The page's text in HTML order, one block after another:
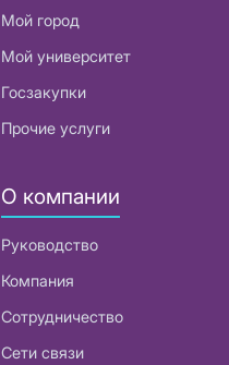
Мой город
Мой университет
Госзакупки
Прочие услуги
О компании
Руководство
Компания
Сотрудничество
Сети связи